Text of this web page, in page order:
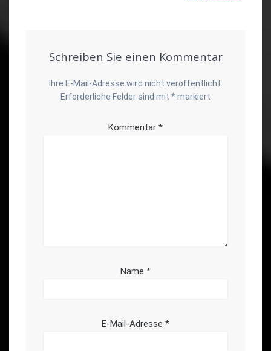
Schreiben Sie einen Kommentar
Ihre E-Mail-Adresse wird nicht veröffentlicht.
Erforderliche Felder sind mit *markiert
Kommentar *
Name *
E-Mail-Adresse *